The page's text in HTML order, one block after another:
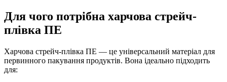
Для чого потрібна харчова стрейч-
плівка ПЕ
Харчова стрейч-плівка ПЕ — це універсальний матеріал для
первинного пакування продуктів. Вона ідеально підходить
для: